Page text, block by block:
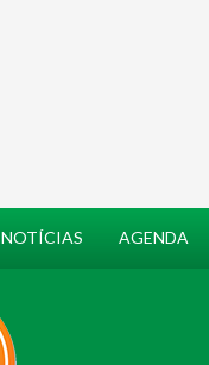
NOTÍCIAS AGENDA